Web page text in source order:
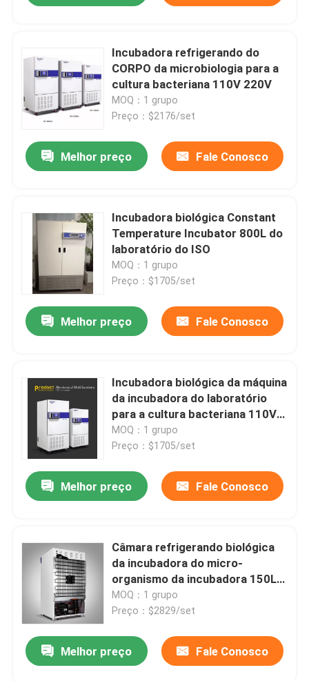
Produtos
Quem Somos
Fábrica
Incubadora refrigerando do
CORPO da microbiologia para a
cultura bacteriana 110V 220V
MOQ：1 grupo
Preço：$2176/set
Melhor preço Fale Conosco
Incubadora biológica Constant
Temperature Incubator 800L do
laboratório do ISO
MOQ：1 grupo
Preço：$1705/set
Melhor preço Fale Conosco
Incubadora biológica da máquina
da incubadora do laboratório
para a cultura bacteriana 110V
220V
MOQ：1 grupo
Preço：$1705/set
Melhor preço Fale Conosco
Câmara refrigerando biológica
da incubadora do micro-
organismo da incubadora 150L
do laboratório
MOQ：1 grupo
Preço：$2829/set
Melhor preço Fale Conosco